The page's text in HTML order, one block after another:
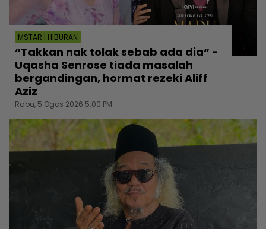
MSTAR | HIBURAN
“Takkan nak tolak sebab ada dia“ -
Uqasha Senrose tiada masalah
bergandingan, hormat rezeki Aliff
Aziz
Rabu, 5 Ogos 2026 5:00 PM